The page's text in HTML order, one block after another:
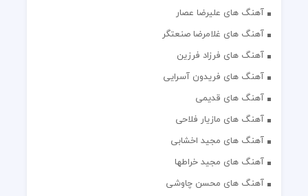
آهنگ های علیرضا عصار
آهنگ های غلامرضا صنعتگر
آهنگ های فرزاد فرزین
آهنگ های فریدون آسرایی
آهنگ های قدیمی
آهنگ های مازیار فلاحی
آهنگ های مجید اخشابی
آهنگ های مجید خراطها
آهنگ های محسن چاوشی